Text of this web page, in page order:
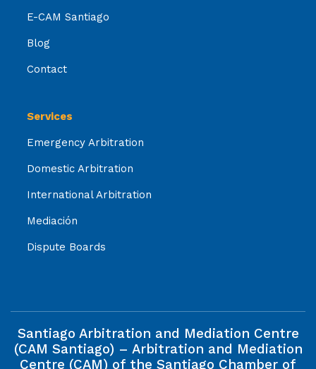
E-CAM Santiago
Blog
Contact
Services
Emergency Arbitration
Domestic Arbitration
International Arbitration
Mediación
Dispute Boards
Santiago Arbitration and Mediation Centre
(CAM Santiago) – Arbitration and Mediation
Centre (CAM) of the Santiago Chamber of